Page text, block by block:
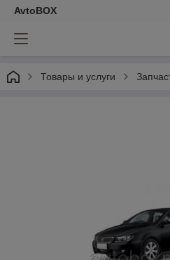
AvtoBOX
Товары и услуги